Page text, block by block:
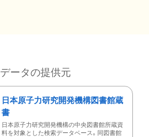
データの提供元
日本原子力研究開発機構図書館蔵
書
日本原子力研究開発機構の中央図書館所蔵資
料を対象とした検索データベース。同図書館